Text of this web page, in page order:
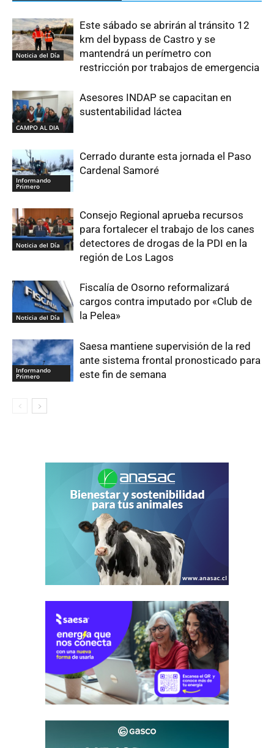
Noticia del Día
Este sábado se abrirán al tránsito 12
km del bypass de Castro y se
mantendrá un perímetro con
restricción por trabajos de emergencia
CAMPO AL DIA
Asesores INDAP se capacitan en
sustentabilidad láctea
Informando
Primero
Cerrado durante esta jornada el Paso
Cardenal Samoré
Noticia del Día
Consejo Regional aprueba recursos
para fortalecer el trabajo de los canes
detectores de drogas de la PDI en la
región de Los Lagos
Noticia del Día
Fiscalía de Osorno reformalizará
cargos contra imputado por «Club de
la Pelea»
Informando
Primero
Saesa mantiene supervisión de la red
ante sistema frontal pronosticado para
este fin de semana